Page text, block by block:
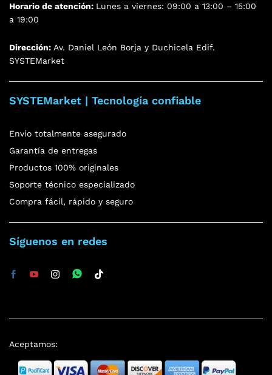
Horario de atención: Lunes a viernes: 09:00 a 13:00 – 15:00
a 19:00
Dirección: Av. Daniel León Borja y Duchicela Edif.
SYSTEMarket
SYSTEMarket | Tecnología confiable
Envío totalmente asegurado
Garantía de entregas
Productos 100% originales
Soporte técnico especializado
Compra fácil, rápido y seguro
Síguenos en redes
Aceptamos: